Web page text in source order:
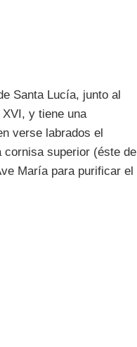
Santa Lucía, junto al
y tiene una
verse labrados el
cornisa superior (éste
María para purificar el